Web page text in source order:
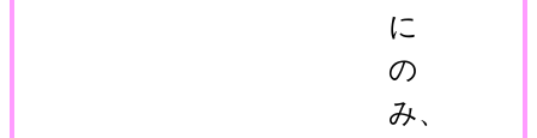
に
の
み、